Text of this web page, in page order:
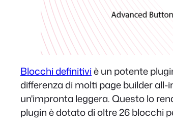
Blocchi definitiviè un potente
differenza di molti page builder
un'impronta leggera. Questo lo
plugin è dotato di oltre 26 blocchi